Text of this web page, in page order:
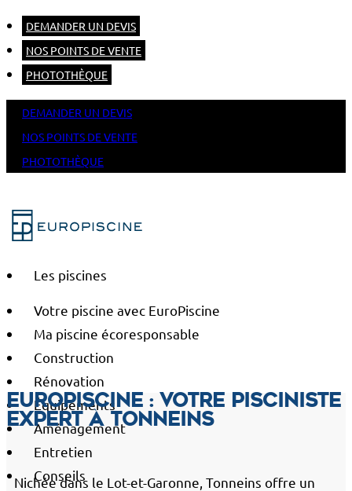
DEMANDER UN DEVIS
NOS POINTS DE VENTE
PHOTOTHÈQUE
DEMANDER UN DEVIS
NOS POINTS DE VENTE
PHOTOTHÈQUE
Les piscines
Votre piscine avec EuroPiscine
Ma piscine écoresponsable
Construction
Rénovation
Équipements
Aménagement
Entretien
Conseils
EuroPiscine : votre pisciniste
expert à Tonneins
Nichée dans le Lot-et-Garonne, Tonneins offre un